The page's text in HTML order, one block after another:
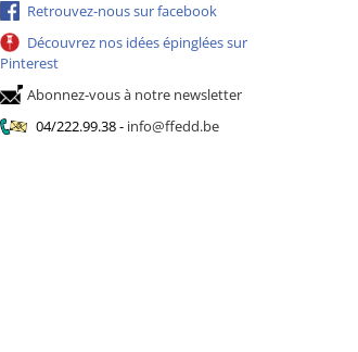
Retrouvez-nous sur facebook
Découvrez nos idées épinglées sur
Pinterest
Abonnez-vous à notre newsletter
04/222.99.38- info@ffedd.be